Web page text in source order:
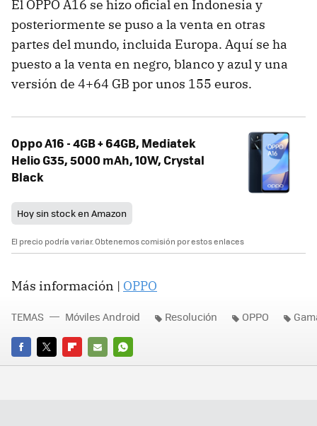
El OPPO A16 se hizo oficial en Indonesia y
posteriormente se puso a la venta en otras
partes del mundo, incluida Europa. Aquí se ha
puesto a la venta en negro, blanco y azul y una
versión de 4+64 GB por unos 155 euros.
Oppo A16 - 4GB + 64GB, Mediatek
Helio G35, 5000 mAh, 10W, Crystal
Black
Hoy sin stock en Amazon
El precio podría variar. Obtenemos comisión por estos enlaces
Más información | OPPO
FACEBOOK
TWITTERFLIPBOARD
E-
WHATSAPP
TEMAS Móviles Android Resolución OPPO